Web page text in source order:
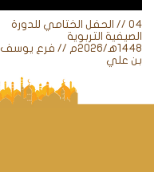
04 // الحفل الختامي للدورة
الصيفية التربوية
1448ه‍/2026م // فرع يوسف
بن علي